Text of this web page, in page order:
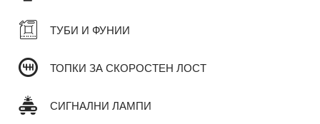
ТУБИ И ФУНИИ
ТОПКИ ЗА СКОРОСТЕН ЛОСТ
СИГНАЛНИ ЛАМПИ